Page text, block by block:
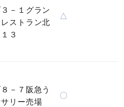
－１グラン
ストラン北
３
△
－７阪急う
リー売場
〇